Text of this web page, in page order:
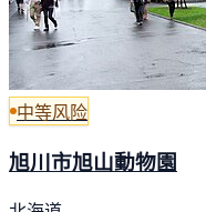
中等风险
旭川市旭山動物園